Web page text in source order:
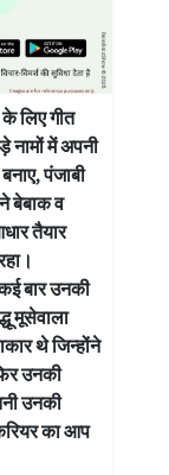
के लिए गीत
में अपनी
पंजाबी
बेबाक व
तैयार
बार उनकी
मूसेवाला
थे जिन्होंने
उनकी
उनकी
का आप